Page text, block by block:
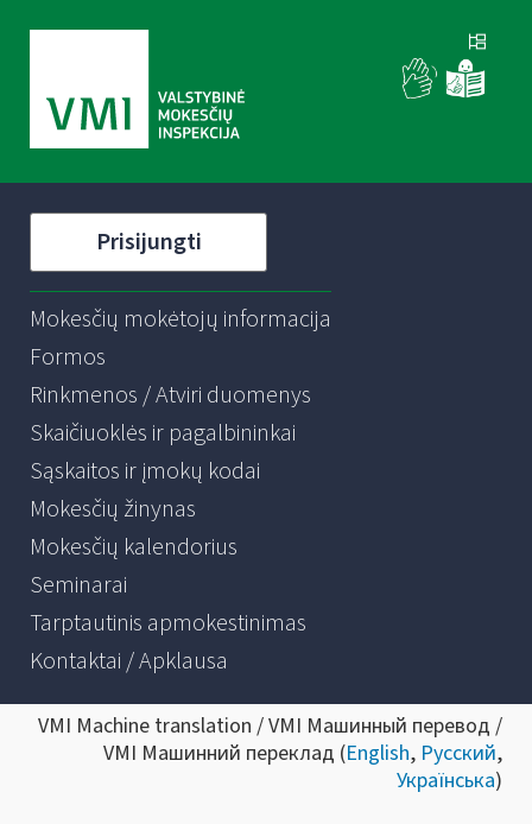
Prisijungti
Mokesčių mokėtojų informacija
Formos
Rinkmenos / Atviri duomenys
Skaičiuoklės ir pagalbininkai
Sąskaitos ir įmokų kodai
Mokesčių žinynas
Mokesčių kalendorius
Seminarai
Tarptautinis apmokestinimas
Kontaktai / Apklausa
VMI Machine translation / VMI Машинный перевод /
VMI Машинний переклад (English, Русский,
Українська)